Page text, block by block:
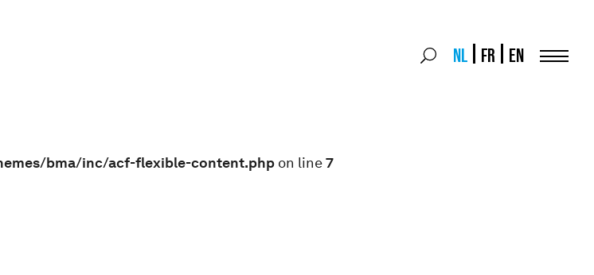
Search
Search
NL FR EN
bma/inc/acf-flexible-content.php on line7